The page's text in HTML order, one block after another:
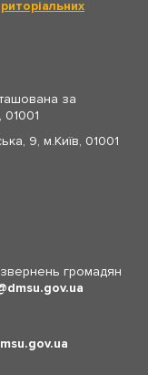
за
9, м.Київ, 01001
звернень громадян
dmsu.gov.ua